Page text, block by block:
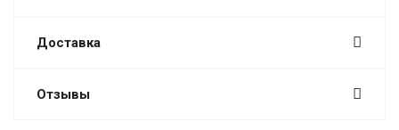
Доставка
Отзывы